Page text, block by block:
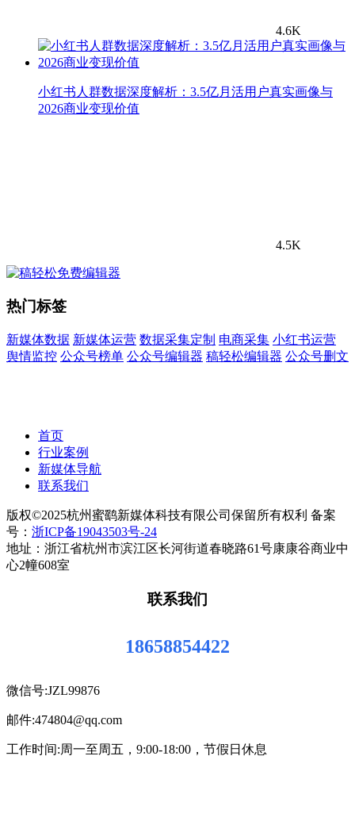
4.6K
小红书人群数据深度解析：3.5亿月活用户真实画像与
2026商业变现价值
4.5K
热门标签
新媒体数据 新媒体运营 数据采集定制 电商采集 小红书运营
舆情监控 公众号榜单 公众号编辑器 稿轻松编辑器 公众号删文
首页
行业案例
新媒体导航
联系我们
版权©2025杭州蜜鹞新媒体科技有限公司保留所有权利 备案
号： 浙ICP备19043503号-24
地址：浙江省杭州市滨江区长河街道春晓路61号康康谷商业中
心2幢608室
联系我们
18658854422
微信号:JZL99876
邮件:474804@qq.com
工作时间:周一至周五，9:00-18:00，节假日休息